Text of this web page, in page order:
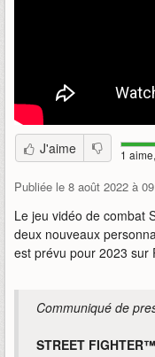
J'aime 1
Publiée le 8 août 2022 à
Le jeu vidéo de combat
deux nouveaux
est prévu pour 2023 sur
Communiqué de
STREET